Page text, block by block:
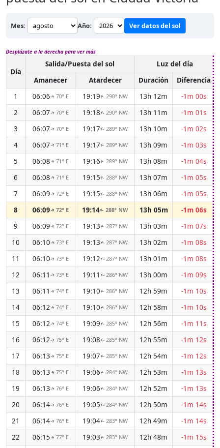
Mes: Año: Ver datos del sol
Desplázate a la derecha para ver más
Día
Salida/Puesta del sol Luz del día
Amanecer
Atardecer Duración
Diferencia
1
06:06↑70° E 19:19↑ 290° NW 13h 12m
-1m 00s
2
06:07↑70° E 19:18↑ 290° NW 13h 11m
-1m 01s
3
06:07↑70° E 19:17↑ 289° NW 13h 10m
-1m 02s
4
06:07↑71° E 19:17↑ 289° NW 13h 09m
-1m 03s
5
06:08↑71° E 19:16↑ 289° NW 13h 08m
-1m 04s
6
06:08↑71° E 19:15↑ 288° NW 13h 07m
-1m 05s
7
06:09↑72° E 19:15↑ 288° NW 13h 06m
-1m 05s
8
06:09↑72° E 19:14↑288° NW 13h 05m
-1m 06s
9
06:09↑72° E 19:13↑ 287° NW 13h 03m
-1m 07s
10
06:10↑73° E 19:13↑ 287° NW 13h 02m
-1m 08s
11
06:10↑73° E 19:12↑ 287° NW 13h 01m
-1m 08s
12
06:11 ↑73° E 19:11 ↑ 286° NW 13h 00m
-1m 09s
13
06:11 ↑ 74° E 19:10↑ 286° NW 12h 59m
-1m 10s
14
06:12↑ 74° E 19:10↑ 286° NW 12h 58m
-1m 10s
15
06:12↑ 74° E 19:09↑ 285° NW 12h 56m
-1m 11s
16
06:12↑ 75° E 19:08↑ 285° NW 12h 55m
-1m 12s
17
06:13↑ 75° E 19:07↑ 285° NW 12h 54m
-1m 12s
18
06:13↑ 75° E 19:06↑ 284° NW 12h 53m
-1m 13s
19
06:13↑ 76° E 19:06↑ 284° NW 12h 52m
-1m 13s
20
06:14↑ 76° E 19:05↑ 284° NW 12h 50m
-1m 14s
21
06:14↑ 76° E 19:04↑ 283° NW 12h 49m
-1m 14s
22
06:15↑ 77° E 19:03↑ 283° NW 12h 48m
-1m 15s